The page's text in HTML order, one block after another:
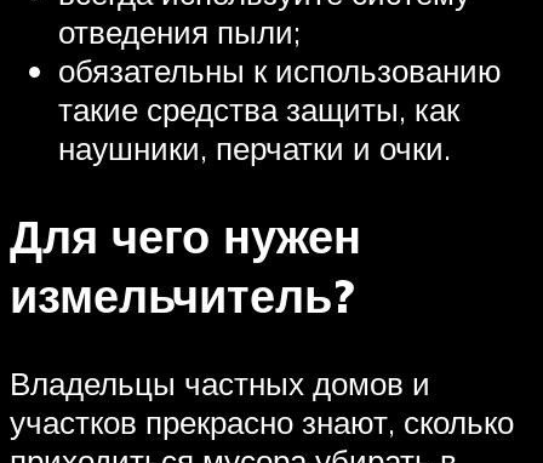
отведения пыли;
обязательны к использованию
такие средства защиты, как
наушники, перчатки и очки.
Для чего нужен
измельчитель?
Владельцы частных домов и
участков прекрасно знают, сколько